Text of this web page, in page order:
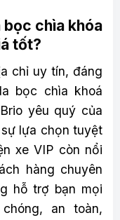
chìa khóa
tốt?
chỉ uy tín, đáng
bọc chìa khoá
yêu quý của
lựa chọn tuyệt
xe VIP còn nổi
hàng chuyên
hỗ trợ bạn mọi
an toàn,